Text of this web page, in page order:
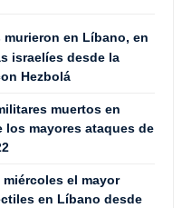
en Líbano, en
israelíes desde la
Hezbolá
muertos en
los mayores ataques de
miércoles el mayor
en Líbano desde